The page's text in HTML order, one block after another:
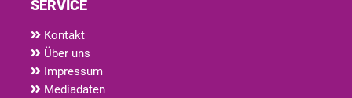
SERVICE
Kontakt
Über uns
Impressum
Mediadaten